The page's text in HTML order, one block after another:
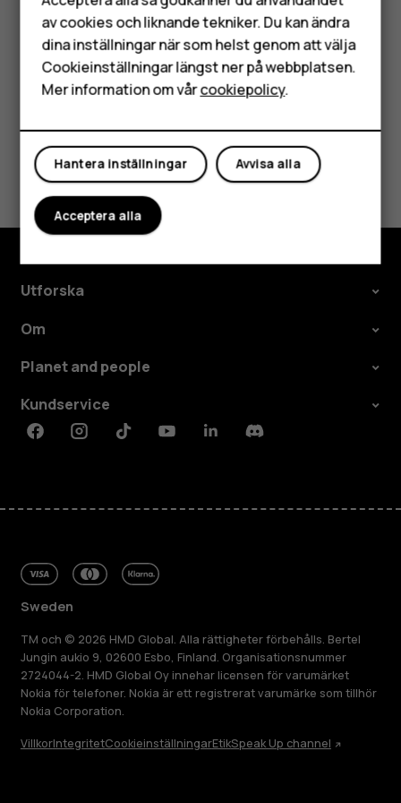
HMD Terra M
Surfplattor
Tryck på händelsen.
Tryck påmore_vert>Radera.
Var detta till hjälp?
Ja Nej
Utforska
Om
Planet and people
Kundservice
FacebookInstagramTiktokYoutubeLinkedinDiscord
Sweden
TM och © 2026 HMD Global. Alla rättigheter förbehålls. Bertel
Jungin aukio 9, 02600 Esbo, Finland. Organisationsnummer
2724044-2. HMD Global Oy innehar licensen för varumärket
Nokia för telefoner. Nokia är ett registrerat varumärke som tillhör
Nokia Corporation.
VillkorIntegritetCookieinställningarEtikSpeak Up channel
av cookies och liknande tekniker. Du kan ändra
dina inställningar när som helst genom att välja
Cookieinställningar längst ner på webbplatsen.
Mer information om vårcookiepolicy.
Avvisa alla
Hantera inställningar
Acceptera alla